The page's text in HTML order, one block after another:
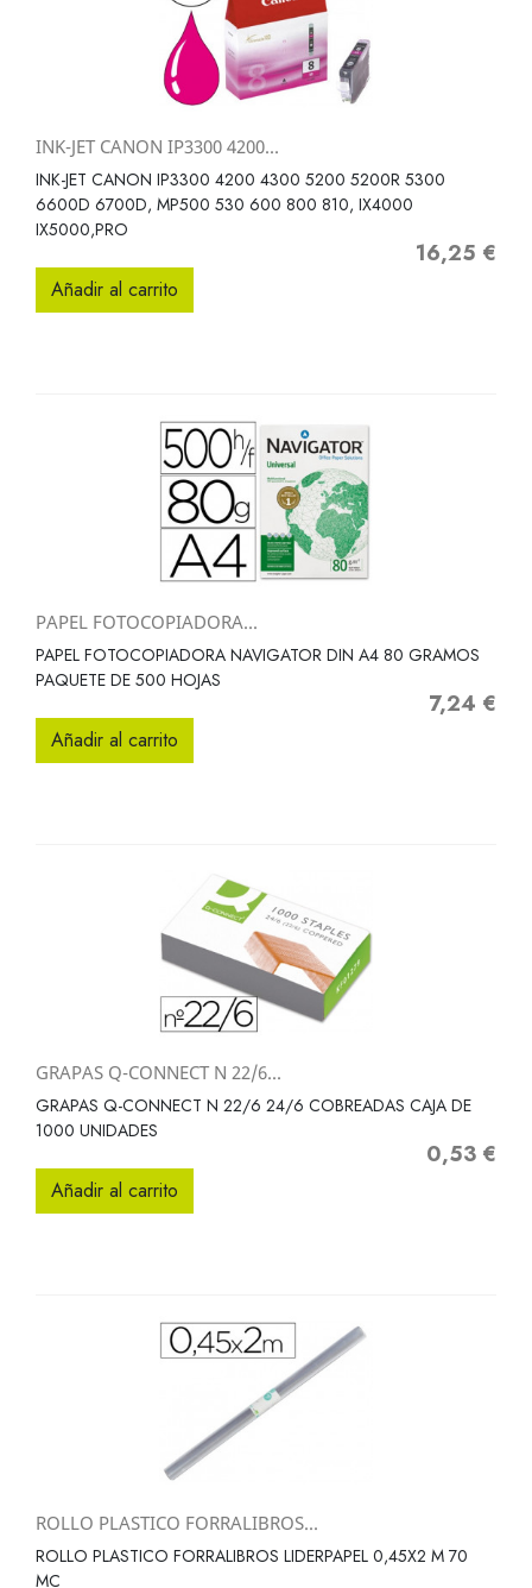
INK-JET CANON IP3300 4200...
INK-JET CANON IP3300 4200 4300 5200 5200R 5300
6600D 6700D, MP500 530 600 800 810, IX4000
IX5000,PRO
Precio
16,25 €
Añadir al carrito
PAPEL FOTOCOPIADORA...
PAPEL FOTOCOPIADORA NAVIGATOR DIN A4 80 GRAMOS
PAQUETE DE 500 HOJAS
Precio
7,24 €
Añadir al carrito
GRAPAS Q-CONNECT N 22/6...
GRAPAS Q-CONNECT N 22/6 24/6 COBREADAS CAJA DE
1000 UNIDADES
Precio
0,53 €
Añadir al carrito
ROLLO PLASTICO FORRALIBROS...
ROLLO PLASTICO FORRALIBROS LIDERPAPEL 0,45X2 M 70
MC